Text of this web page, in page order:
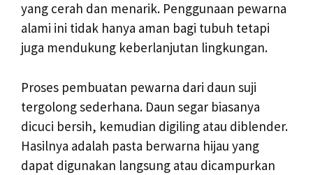
yang cerah dan menarik. Penggunaan pewarna
alami ini tidak hanya aman bagi tubuh tetapi
juga mendukung keberlanjutan lingkungan.
Proses pembuatan pewarna dari daun suji
tergolong sederhana. Daun segar biasanya
dicuci bersih, kemudian digiling atau diblender.
Hasilnya adalah pasta berwarna hijau yang
dapat digunakan langsung atau dicampurkan